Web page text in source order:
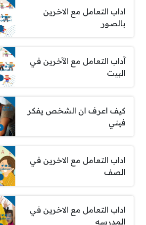
اداب التعامل مع الاخرين
بالصور
آداب التعامل مع الآخرين في
البيت
كيف اعرف ان الشخص يفكر
فيني
اداب التعامل مع الاخرين في
الصف
اداب التعامل مع الاخرين في
المدرسه